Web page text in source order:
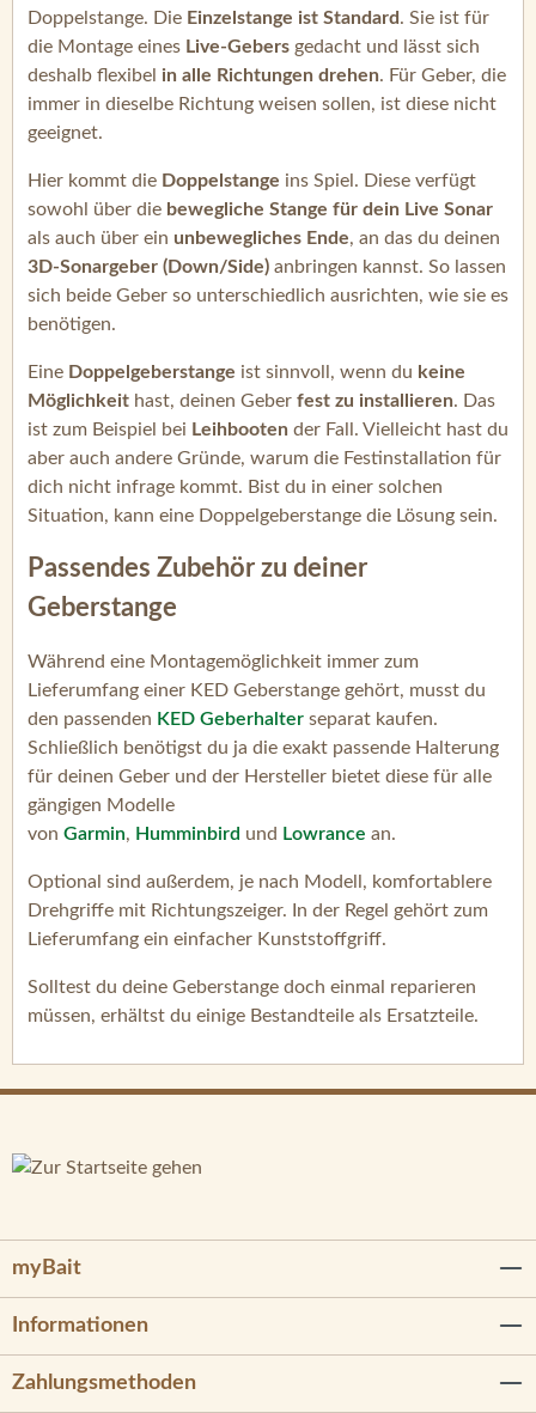
Doppelstange. Die Einzelstange ist Standard . Sie ist für
die Montage eines Live-Gebers gedacht und lässt sich
deshalb flexibel in alle Richtungen drehen. Für Geber, die
immer in dieselbe Richtung weisen sollen, ist diese nicht
geeignet.
Hier kommt die Doppelstange ins Spiel. Diese verfügt
sowohl über die bewegliche Stange für dein Live Sonar
als auch über ein unbewegliches Ende, an das du deinen
3D-Sonargeber (Down/Side) anbringen kannst. So lassen
sich beide Geber so unterschiedlich ausrichten, wie sie es
benötigen.
Eine Doppelgeberstange ist sinnvoll, wenn du keine
Möglichkeit hast, deinen Geber fest zu installieren. Das
ist zum Beispiel bei Leihbooten der Fall. Vielleicht hast du
aber auch andere Gründe, warum die Festinstallation für
dich nicht infrage kommt. Bist du in einer solchen
Situation, kann eine Doppelgeberstange die Lösung sein.
Passendes Zubehör zu deiner
Geberstange
Während eine Montagemöglichkeit immer zum
Lieferumfang einer KED Geberstange gehört, musst du
den passenden KED Geberhalter separat kaufen.
Schließlich benötigst du ja die exakt passende Halterung
für deinen Geber und der Hersteller bietet diese für alle
gängigen Modelle
von Garmin, Humminbird und Lowrance an.
Optional sind außerdem, je nach Modell, komfortablere
Drehgriffe mit Richtungszeiger. In der Regel gehört zum
Lieferumfang ein einfacher Kunststoffgriff.
Solltest du deine Geberstange doch einmal reparieren
müssen, erhältst du einige Bestandteile als Ersatzteile.
myBait
Informationen
Zahlungsmethoden